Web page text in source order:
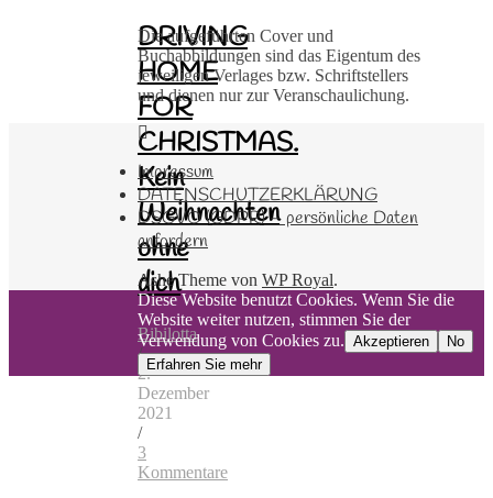
DRIVING
HOME
FOR
CHRISTMAS.
Kein
Weihnachten
ohne
dich
Bibilotta
/
2.
Dezember
2021
/
3
Kommentare
Die aufgeführten Cover und
Buchabbildungen sind das Eigentum des
jeweiligen Verlages bzw. Schriftstellers
und dienen nur zur Veranschaulichung.
Impressum
DATENSCHUTZERKLÄRUNG
DSGVO (GDPR) – persönliche Daten
anfordern
Ashe Theme von WP Royal.
Diese Website benutzt Cookies. Wenn Sie die
Website weiter nutzen, stimmen Sie der
Verwendung von Cookies zu. Akzeptieren
No
Erfahren Sie mehr